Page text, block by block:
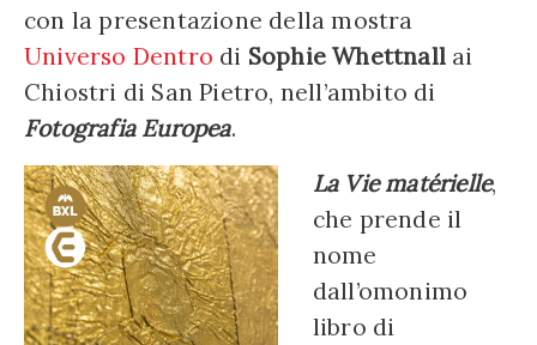
con la presentazione della mostra
Universo Dentro di Sophie Whettnall ai
Chiostri di San Pietro, nell’ambito di
Fotografia Europea.
La Vie matérielle,
che prende il
nome
dall’omonimo
libro di